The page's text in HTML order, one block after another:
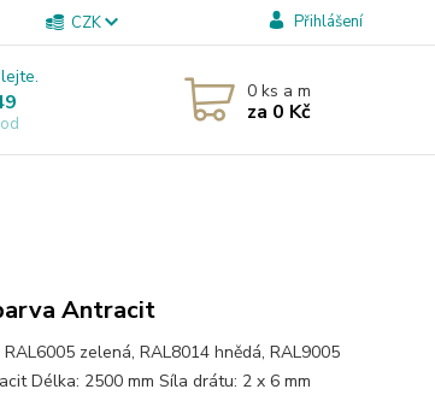
CZK Přihlášení
0ks a m
za 0 Kč
Antracit
zelená, RAL8014 hnědá, RAL9005
Délka: 2500 mm Síla drátu: 2 x 6 mm